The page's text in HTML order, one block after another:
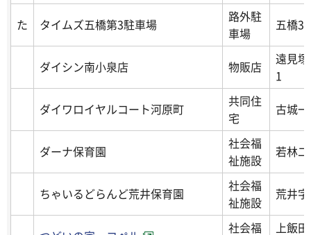
た
タイムズ五橋第3駐車場
路外駐
車場
五橋
ダイシン南小泉店 物販店
遠見
1
ダイワロイヤルコート河原町
共同住
宅
古城
ダーナ保育園
社会福
祉施設
若林
ちゃいるどらんど荒井保育園
社会福
祉施設
荒井
社会福 上飯